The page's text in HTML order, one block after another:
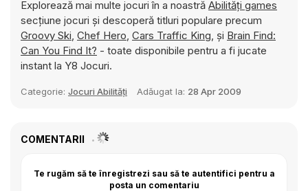
Explorează mai multe jocuri în a noastră Abilități games
secțiune jocuri și descoperă titluri populare precum
Groovy Ski, Chef Hero, Cars Traffic King, și Brain Find:
Can You Find It? - toate disponibile pentru a fi jucate
instant la Y8 Jocuri.
Categorie: Jocuri Abilități Adăugat la: 28 Apr 2009
COMENTARII
Te rugăm să te înregistrezi sau să te autentifici pentru a
posta un comentariu